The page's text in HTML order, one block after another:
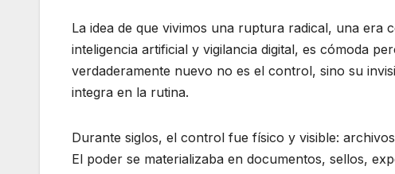
La idea de que vivimos una ruptura radical, una era
inteligencia artificial y vigilancia digital, es cómoda
verdaderamente nuevo no es el control, sino su
integra en la rutina.
Durante siglos, el control fue físico y visible:
El poder se materializaba en documentos, sellos,